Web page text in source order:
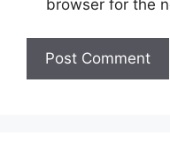
browser for the